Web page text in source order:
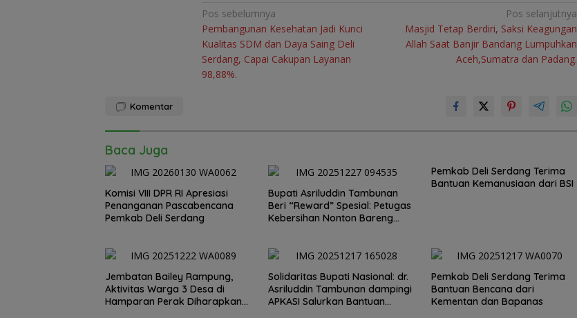
Navigasi
pos
Pos sebelumnya
Pembangunan Kesehatan Jadi Kunci
Kualitas SDM dan Daya Saing Deli
Serdang, Capai Cakupan Layanan
98,88%.
Pos selanjutnya
Masjid Tetap Berdiri, Saksi Keagungan
Allah Saat Banjir Bandang Lumpuhkan
Aceh,Sumatra dan Padang.
Komentar
Baca Juga
Komisi VIII DPR RI Apresiasi
Penanganan Pascabencana
Pemkab Deli Serdang
Bupati Asriluddin Tambunan
Beri “Reward” Spesial: Petugas
Kebersihan Nonton Bareng
Pemkab Deli Serdang Terima
Bantuan Kemanusiaan dari BSI
Jembatan Bailey Rampung,
Aktivitas Warga 3 Desa di
Hamparan Perak Diharapkan
Solidaritas Bupati Nasional: dr.
Asriluddin Tambunan dampingi
APKASI Salurkan Bantuan
Pemkab Deli Serdang Terima
Bantuan Bencana dari
Kementan dan Bapanas